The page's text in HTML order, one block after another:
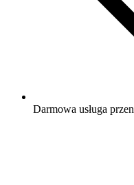
Darmowa usługa